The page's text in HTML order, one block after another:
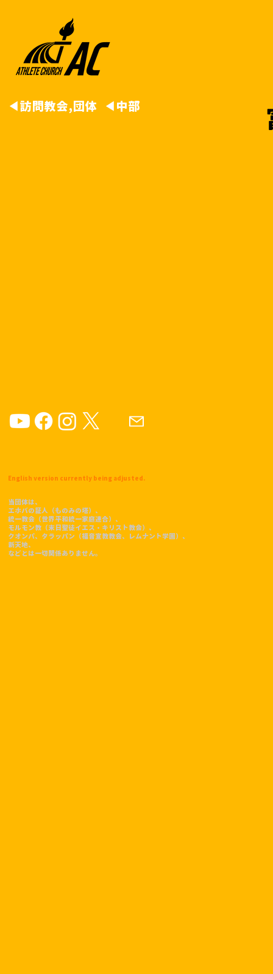
◀︎ 訪問教会,団体 ◀︎ 中部
English version currently being adjusted.
当団体は、
エホバの証人（ものみの塔）、
統一教会（世界平和統一家庭連合）、
モルモン教（末日聖徒イエス・キリスト教会）、
クオンパ、タラッパン（福音宣教教会、レムナント学園）、
​新天地、
などとは一切関係ありません。